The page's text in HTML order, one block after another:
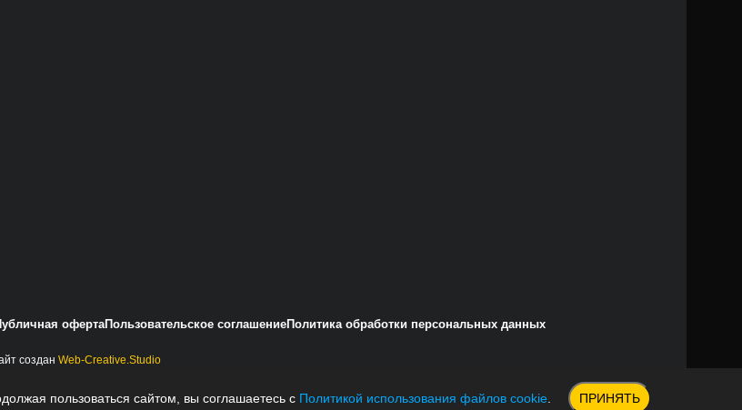
офертаПользовательское соглашениеПолитика обработки персональных данных
создан Web-Creative.Studio
пользоваться сайтом, вы соглашаетесь с Политикой использования файлов cookie. ПРИНЯТЬ